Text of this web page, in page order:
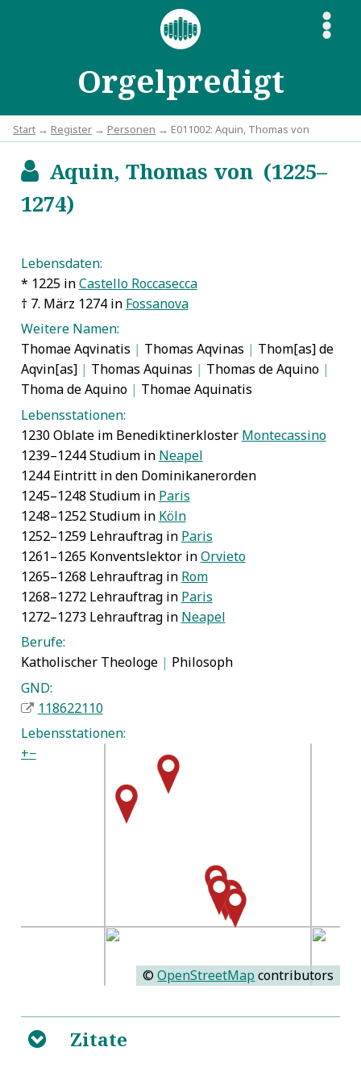
Orgelpredigt
S
Start → Register → Personen → E011002: Aquin, Thomas von
bAquin, Thomas von (1225–
1274)
Lebensdaten:
* 1225 inCastello Roccasecca
† 7. März 1274 in Fossanova
Weitere Namen:
Thomae Aqvinatis | Thomas Aqvinas | Thom[as] de
Aqvin[as] | Thomas Aquinas | Thomas de Aquino |
Thoma de Aquino | Thomae Aquinatis
Lebensstationen:
1230 Oblate im Benediktinerkloster Montecassino
1239–1244 Studium in Neapel
1244 Eintritt in den Dominikanerorden
1245–1248 Studium in Paris
1248–1252 Studium in Köln
1252–1259 Lehrauftrag in Paris
1261–1265 Konventslektor inOrvieto
1265–1268 Lehrauftrag in Rom
1268–1272 Lehrauftrag in Paris
1272–1273 Lehrauftrag in Neapel
Berufe:
Katholischer Theologe | Philosoph
GND:
118622110
Lebensstationen:
+−
©OpenStreetMap contributors
B Zitate